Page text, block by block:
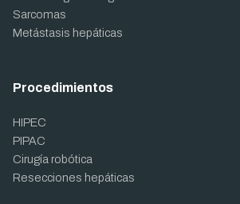
Sarcomas
Metástasis hepáticas
Procedimientos
HIPEC
PIPAC
Cirugía robótica
Resecciones hepáticas